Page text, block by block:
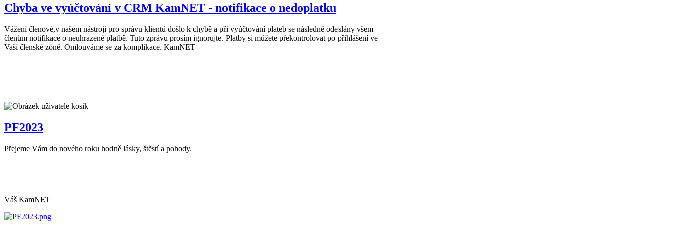
Chyba ve vyúčtování v CRM KamNET - notifikace o nedoplatku
Vážení členové,v našem nástroji pro správu klientů došlo k chybě a při vyúčtování plateb se následně odeslány všem
členům notifikace o neuhrazené platbě. Tuto zprávu prosím ignorujte. Platby si můžete překontrolovat po přihlášení ve
Vaší členské zóně. Omlouváme se za komplikace. KamNET
PF2023
Přejeme Vám do nového roku hodně lásky, štěstí a pohody.
Váš KamNET